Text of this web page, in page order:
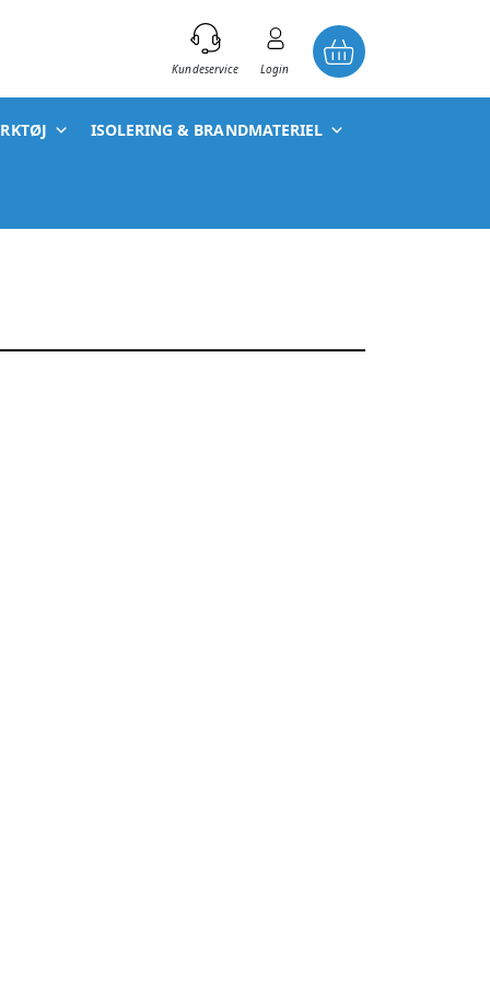
Kundeservice Login
ISOLERING & BRANDMATERIEL